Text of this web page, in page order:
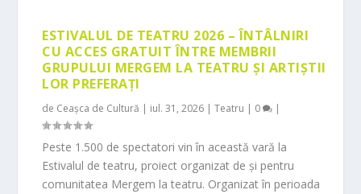
ESTIVALUL DE TEATRU 2026 – ÎNTÂLNIRI
CU ACCES GRATUIT ÎNTRE MEMBRII
GRUPULUI MERGEM LA TEATRU ȘI ARTIȘTII
LOR PREFERAȚI
de Ceașca de Cultură | iul. 31, 2026 |Teatru | 0 |
Peste 1.500 de spectatori vin în această vară la
Estivalul de teatru, proiect organizat de și pentru
comunitatea Mergem la teatru. Organizat în perioada